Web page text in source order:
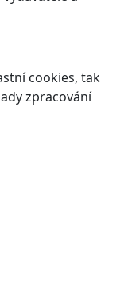
cookies, tak
zpracování